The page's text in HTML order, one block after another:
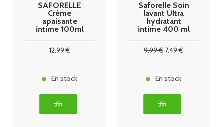
SAFORELLE
Crème
apaisante
intime 100ml
12.99€
En stock
Saforelle Soin
lavant Ultra
hydratant
intime 400 ml
9.99€ 7.49 €
En stock